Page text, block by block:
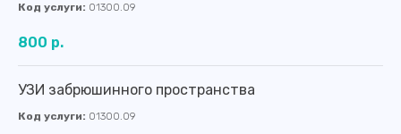
Код услуги: 01300.09
800 р.
УЗИ забрюшинного пространства
Код услуги: 01300.09